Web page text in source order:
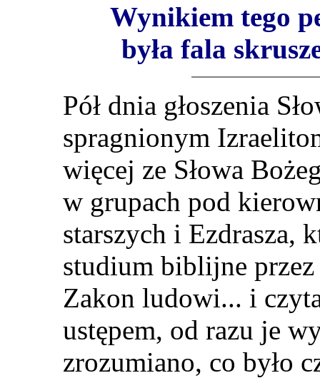
Wynikiem tego
była fala
Pół dnia głoszenia
spragnionym
więcej ze Słowa
w grupach pod
starszych i Ezdrasza,
studium biblijne
Zakon ludowi... i
ustępem, od razu je
zrozumiano, co było